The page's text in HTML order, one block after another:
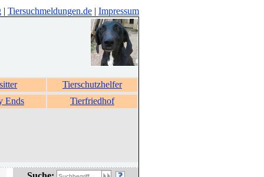
| Tiersuchmeldungen.de | Impressum
Tierschutzhelfer
Ends Tierfriedhof